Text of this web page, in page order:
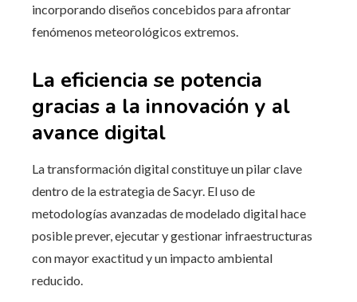
incorporando diseños concebidos para afrontar
fenómenos meteorológicos extremos.
La eficiencia se potencia
gracias a la innovación y al
avance digital
La transformación digital constituye un pilar clave
dentro de la estrategia de Sacyr. El uso de
metodologías avanzadas de modelado digital hace
posible prever, ejecutar y gestionar infraestructuras
con mayor exactitud y un impacto ambiental
reducido.